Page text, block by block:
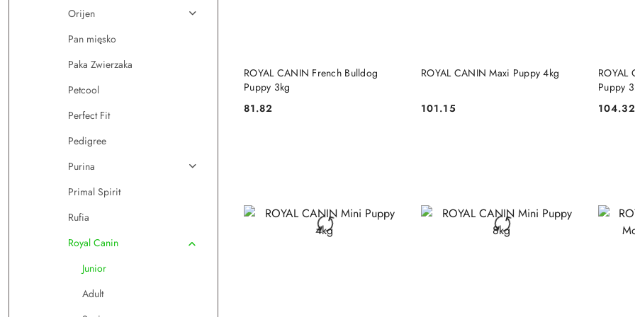
Orijen
Pan mięsko
Paka Zwierzaka
Petcool
Perfect Fit
Pedigree
Purina
Primal Spirit
Rufia
Royal Canin
Junior
Adult
ROYAL CANIN French Bulldog
Puppy 3kg
Cena:
81.82
DO KOSZYKA ROYAL CANIN Maxi Puppy 4kg
Cena:
101.15
DO KOSZYKA
ROYAL
Puppy
Cena:
104.32